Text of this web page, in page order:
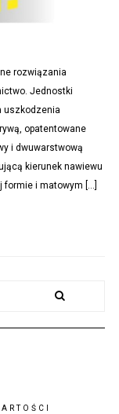
rozwiązania
Jednostki
uszkodzenia
opatentowane
i dwuwarstwową
kierunek nawiewu
formie i matowym […]